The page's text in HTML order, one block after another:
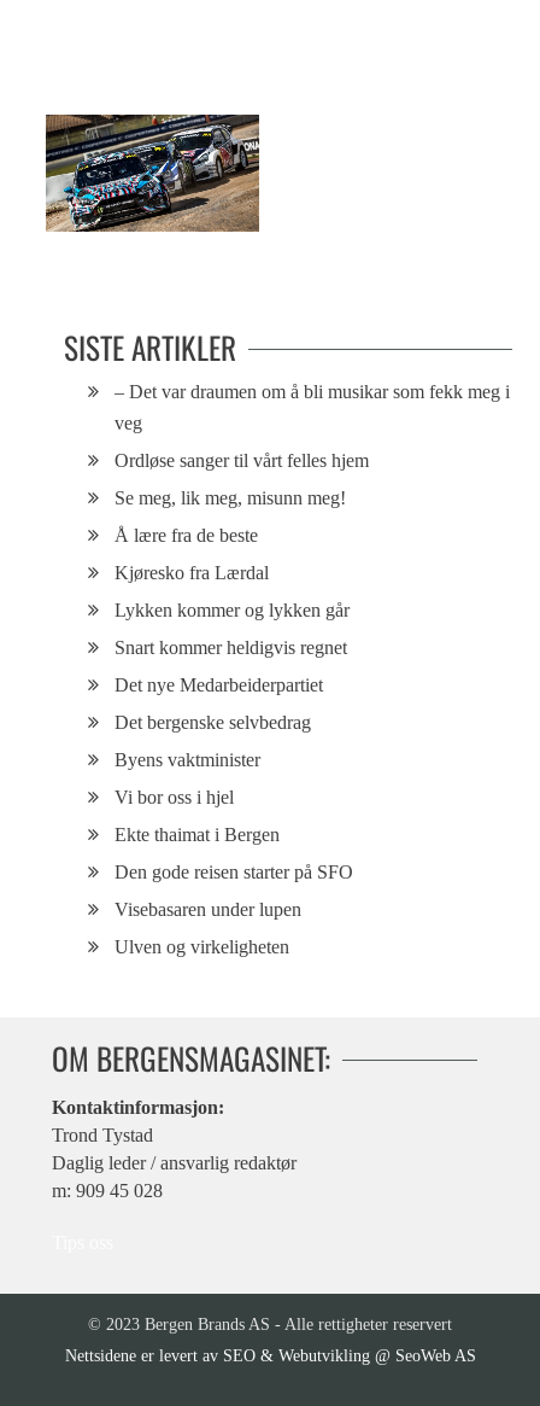
SISTE ARTIKLER
– Det var draumen om å bli musikar som fekk meg i
veg
Ordløse sanger til vårt felles hjem
Se meg, lik meg, misunn meg!
Å lære fra de beste
Kjøresko fra Lærdal
Lykken kommer og lykken går
Snart kommer heldigvis regnet
Det nye Medarbeiderpartiet
Det bergenske selvbedrag
Byens vaktminister
Vi bor oss i hjel
Ekte thaimat i Bergen
Den gode reisen starter på SFO
Visebasaren under lupen
Ulven og virkeligheten
OM BERGENSMAGASINET:
Kontaktinformasjon:
Trond Tystad
Daglig leder / ansvarlig redaktør
m: 909 45 028
© 2023 Bergen Brands AS - Alle rettigheter reservert
Nettsidene er levert av SEO & Webutvikling @ SeoWeb AS